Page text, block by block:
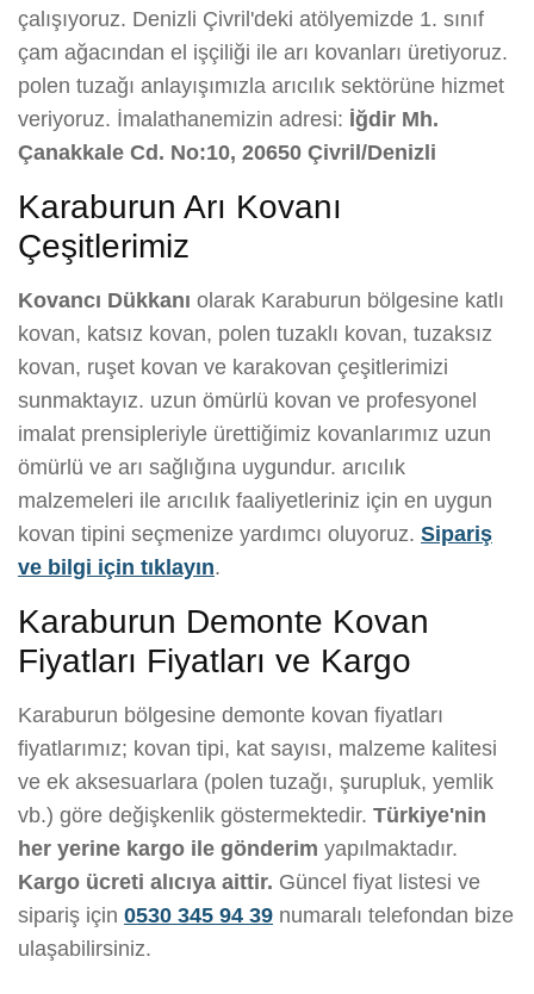
çalışıyoruz. Denizli Çivril'deki atölyemizde 1. sınıf
çam ağacından el işçiliği ile arı kovanları üretiyoruz.
polen tuzağı anlayışımızla arıcılık sektörüne hizmet
veriyoruz. İmalathanemizin adresi: İğdir Mh.
Çanakkale Cd. No:10, 20650 Çivril/Denizli
Karaburun Arı Kovanı
Çeşitlerimiz
Kovancı Dükkanı olarak Karaburun bölgesine katlı
kovan, katsız kovan, polen tuzaklı kovan, tuzaksız
kovan, ruşet kovan ve karakovan çeşitlerimizi
sunmaktayız. uzun ömürlü kovan ve profesyonel
imalat prensipleriyle ürettiğimiz kovanlarımız uzun
ömürlü ve arı sağlığına uygundur. arıcılık
malzemeleri ile arıcılık faaliyetleriniz için en uygun
kovan tipini seçmenize yardımcı oluyoruz. Sipariş
ve bilgi için tıklayın.
Karaburun Demonte Kovan
Fiyatları Fiyatları ve Kargo
Karaburun bölgesine demonte kovan fiyatları
fiyatlarımız; kovan tipi, kat sayısı, malzeme kalitesi
ve ek aksesuarlara (polen tuzağı, şurupluk, yemlik
vb.) göre değişkenlik göstermektedir. Türkiye'nin
her yerine kargo ile gönderim yapılmaktadır.
Kargo ücreti alıcıya aittir. Güncel fiyat listesi ve
sipariş için 0530 345 94 39 numaralı telefondan bize
ulaşabilirsiniz.